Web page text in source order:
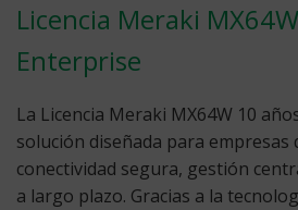
Licencia Meraki
Enterprise
La Licencia Meraki MX64W 10
solución diseñada para empresas
conectividad segura, gestión
a largo plazo. Gracias a la